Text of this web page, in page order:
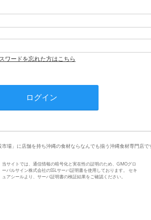
ワードを忘れた方はこちら
場」に店舗を持ち沖縄の食材ならなんでも揃う沖縄食材専門店で
当サイトでは、通信情報の暗号化と実在性の証明のため、GMOグロ
ーバルサイン株式会社のSSLサーバ証明書を使用しております。 セキ
ュアシールより、サーバ証明書の検証結果をご確認ください。